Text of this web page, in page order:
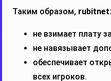
Таким образом, rubitnet:
не взимает плату
не навязывает
обеспечивает
всех игроков.